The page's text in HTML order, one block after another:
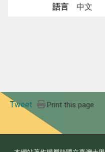
語言 中文
Tweet Print this page